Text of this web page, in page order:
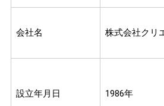
会社名 株式会社クリ
設立年月日 1986年